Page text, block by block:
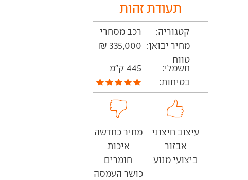
תעודת זהות
קטגוריה:
רכב מסחרי
מחיר יבואן:
טווח
חשמלי:
בטיחות:
עיצוב חיצוני
אבזור
ביצועי מנוע
מחיר כחדשה
איכות
חומרים
כושר העמסה